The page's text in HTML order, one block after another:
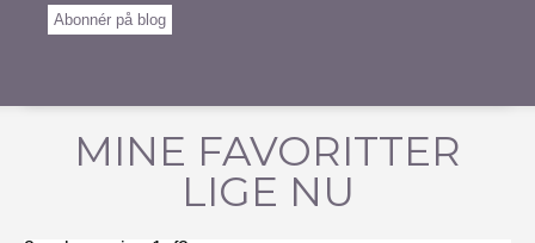
Abonnér på blog
MINE FAVORITTER
LIGE NU